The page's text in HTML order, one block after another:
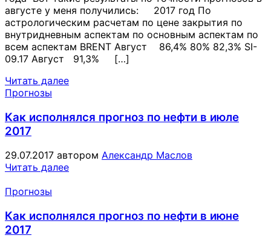
августе у меня получились: 2017 год По
астрологическим расчетам по цене закрытия по
внутридневным аспектам по основным аспектам по
всем аспектам BRENT Август 86,4% 80% 82,3% SI-
09.17 Август 91,3% […]
Читать далее
Прогнозы
Как исполнялся прогноз по нефти в июле
2017
29.07.2017 автором Александр Маслов
Читать далее
Прогнозы
Как исполнялся прогноз по нефти в июне
2017